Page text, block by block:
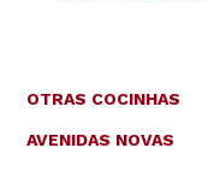
OTRAS COCINHAS
AVENIDAS NOVAS